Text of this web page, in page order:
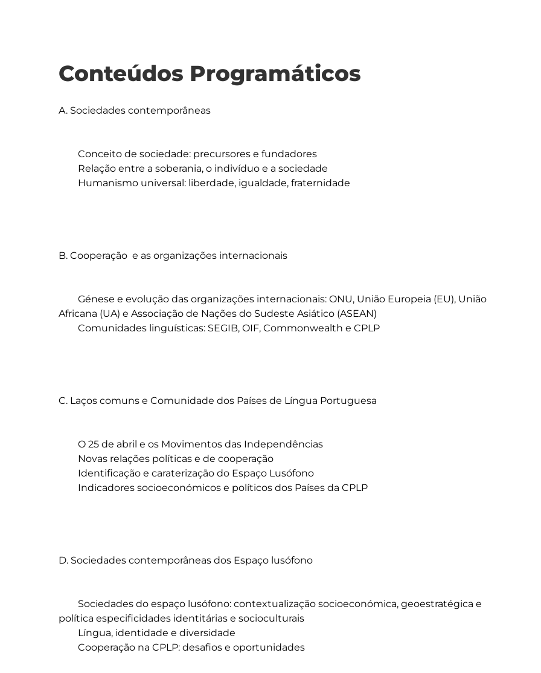
Conteúdos Programáticos
A. Sociedades contemporâneas
B. Cooperação  e as organizações internacionais
Africana (UA) e Associação de Nações do Sudeste Asiático (ASEAN)
C. Laços comuns e Comunidade dos Países de Língua Portuguesa
D. Sociedades contemporâneas dos Espaço lusófono
política especificidades identitárias e socioculturais